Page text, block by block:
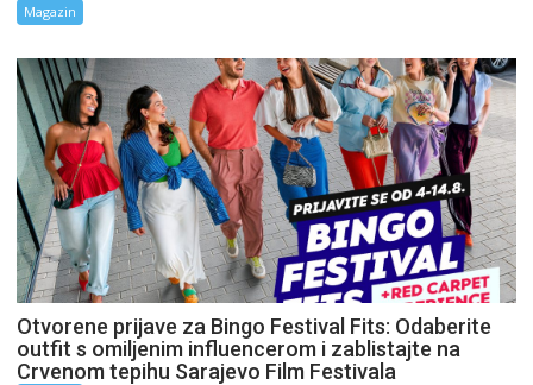
Magazin
Otvorene prijave za Bingo Festival Fits: Odaberite
outfit s omiljenim influencerom i zablistajte na
Crvenom tepihu Sarajevo Film Festivala